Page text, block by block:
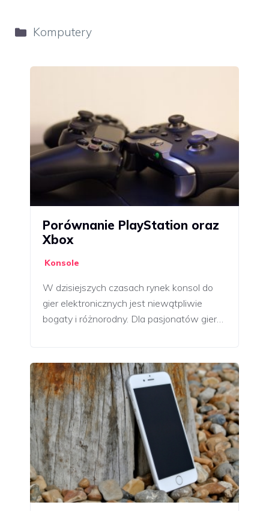
Kategorie
Komputery
Porównanie PlayStation oraz
Xbox
Konsole
W dzisiejszych czasach rynek konsol do
gier elektronicznych jest niewątpliwie
bogaty i różnorodny. Dla pasjonatów gier…